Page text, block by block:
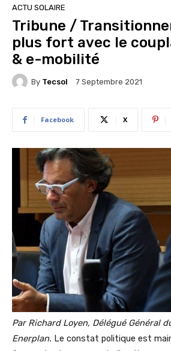
ACTU SOLAIRE
Tribune /
plus fort avec le
& e-mobilité
By Tecsol 7 Septembre 2021
Facebook X
Par Richard Loyen, Délégué Général
Enerplan. Le constat politique est